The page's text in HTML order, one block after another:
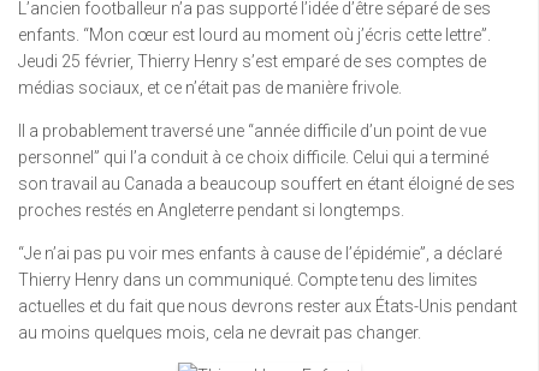
L’ancien footballeur n’a pas supporté l’idée d’être séparé de ses
enfants. “Mon cœur est lourd au moment où j’écris cette lettre”.
Jeudi 25 février, Thierry Henry s’est emparé de ses comptes de
médias sociaux, et ce n’était pas de manière frivole.
Il a probablement traversé une “année difficile d’un point de vue
personnel” qui l’a conduit à ce choix difficile. Celui qui a terminé
son travail au Canada a beaucoup souffert en étant éloigné de ses
proches restés en Angleterre pendant si longtemps.
“Je n’ai pas pu voir mes enfants à cause de l’épidémie”, a déclaré
Thierry Henry dans un communiqué. Compte tenu des limites
actuelles et du fait que nous devrons rester aux États-Unis pendant
au moins quelques mois, cela ne devrait pas changer.